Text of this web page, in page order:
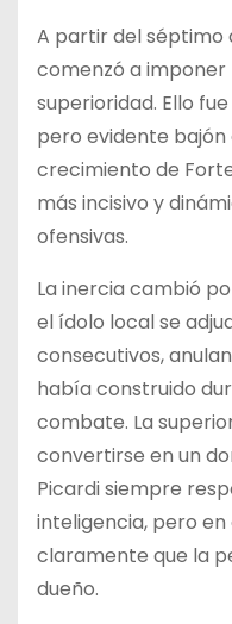
A partir del séptimo
comenzó a
superioridad. Ello
pero evidente
crecimiento de
más incisivo y
ofensivas.
La inercia cambió
el ídolo local se
consecutivos,
había construido
combate. La
convertirse en un
Picardi siempre
inteligencia, pero
claramente que la
dueño.